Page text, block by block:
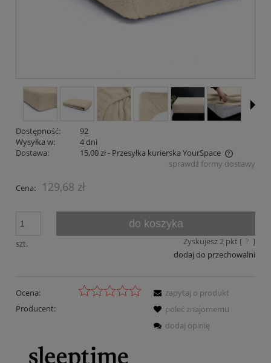
Dostępność:
92
Wysyłka w:
4 dni
Dostawa:
15,00 zł- Przesyłka kurierska YourSpace
Cena nie zawiera ewentualnych kosztów płatnościsprawdź formy dostawy
Cena: 129,68 zł
szt.
do koszyka
Zyskujesz2pkt [ ? ]
dodaj do przechowalni
Ocena:
Producent:
zapytaj o produkt
poleć znajomemu
dodaj opinię